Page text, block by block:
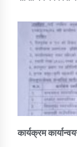
कार्यक्रम